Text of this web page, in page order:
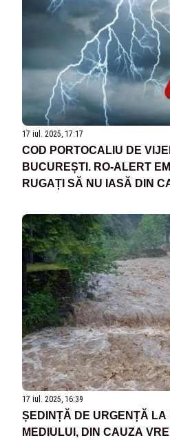
17 iul. 2025, 17:17
COD PORTOCALIU DE
BUCUREȘTI. RO-ALERT
RUGAȚI SĂ NU IASĂ DIN
17 iul. 2025, 16:39
ȘEDINȚĂ DE URGENȚĂ LA
MEDIULUI, DIN CAUZA